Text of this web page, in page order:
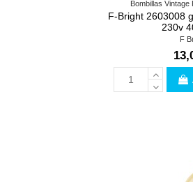
Bombillas
F-Bright 2603008
230v
F